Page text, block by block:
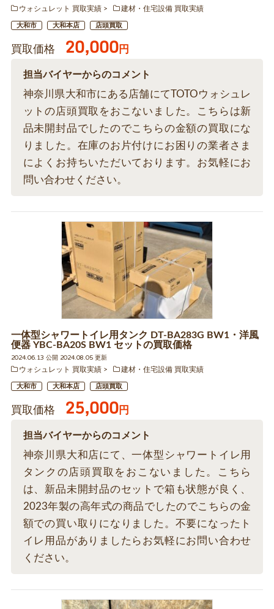
ウォシュレット 買取実績
建材・住宅設備 買取実績
大和市 大和本店 店頭買取
買取価格 20,000円
担当バイヤーからのコメント
神奈川県大和市にある店舗にてTOTOウォシュレ
ットの店頭買取をおこないました。こちらは新
品未開封品でしたのでこちらの金額の買取にな
りました。在庫のお片付けにお困りの業者さま
によくお持ちいただいております。お気軽にお
問い合わせください。
一体型シャワートイレ用タンク DT-BA283G BW1・洋風
便器 YBC-BA20S BW1 セットの買取価格
2024.06.13 公開 2024.08.05 更新
ウォシュレット 買取実績
建材・住宅設備 買取実績
大和市 大和本店 店頭買取
買取価格 25,000円
担当バイヤーからのコメント
神奈川県大和店にて、一体型シャワートイレ用
タンクの店頭買取をおこないました。こちら
は、新品未開封品のセットで箱も状態が良く、
2023年製の高年式の商品でしたのでこちらの金
額での買い取りになりました。不要になったト
イレ用品がありましたらお気軽にお問い合わせ
ください。